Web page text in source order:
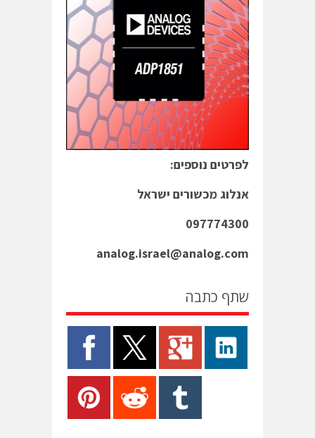
לפרטים נוספים:
אנלוג מכשורים ישראל
097774300
analog.israel@analog.com
שתף כתבה